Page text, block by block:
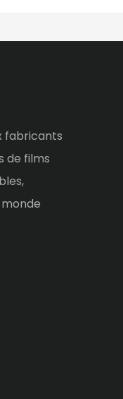
fabricants
de films